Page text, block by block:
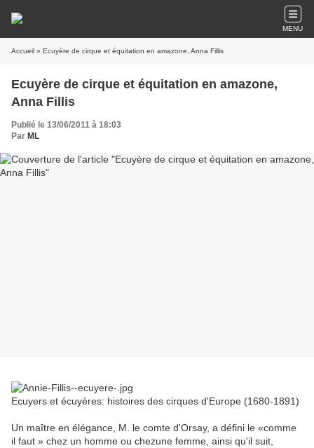
MENU
Accueil » Ecuyère de cirque et équitation en amazone, Anna Fillis
Ecuyère de cirque et équitation en amazone,
Anna Fillis
Publié le 13/06/2011 à 18:03
Par ML
Ecuyers et écuyères: histoires des cirques d'Europe (1680-1891)
Un maître en élégance, M. le comte d'Orsay, a défini le «comme
il faut » chez un homme ou chezune femme, ainsi qu'il suit,